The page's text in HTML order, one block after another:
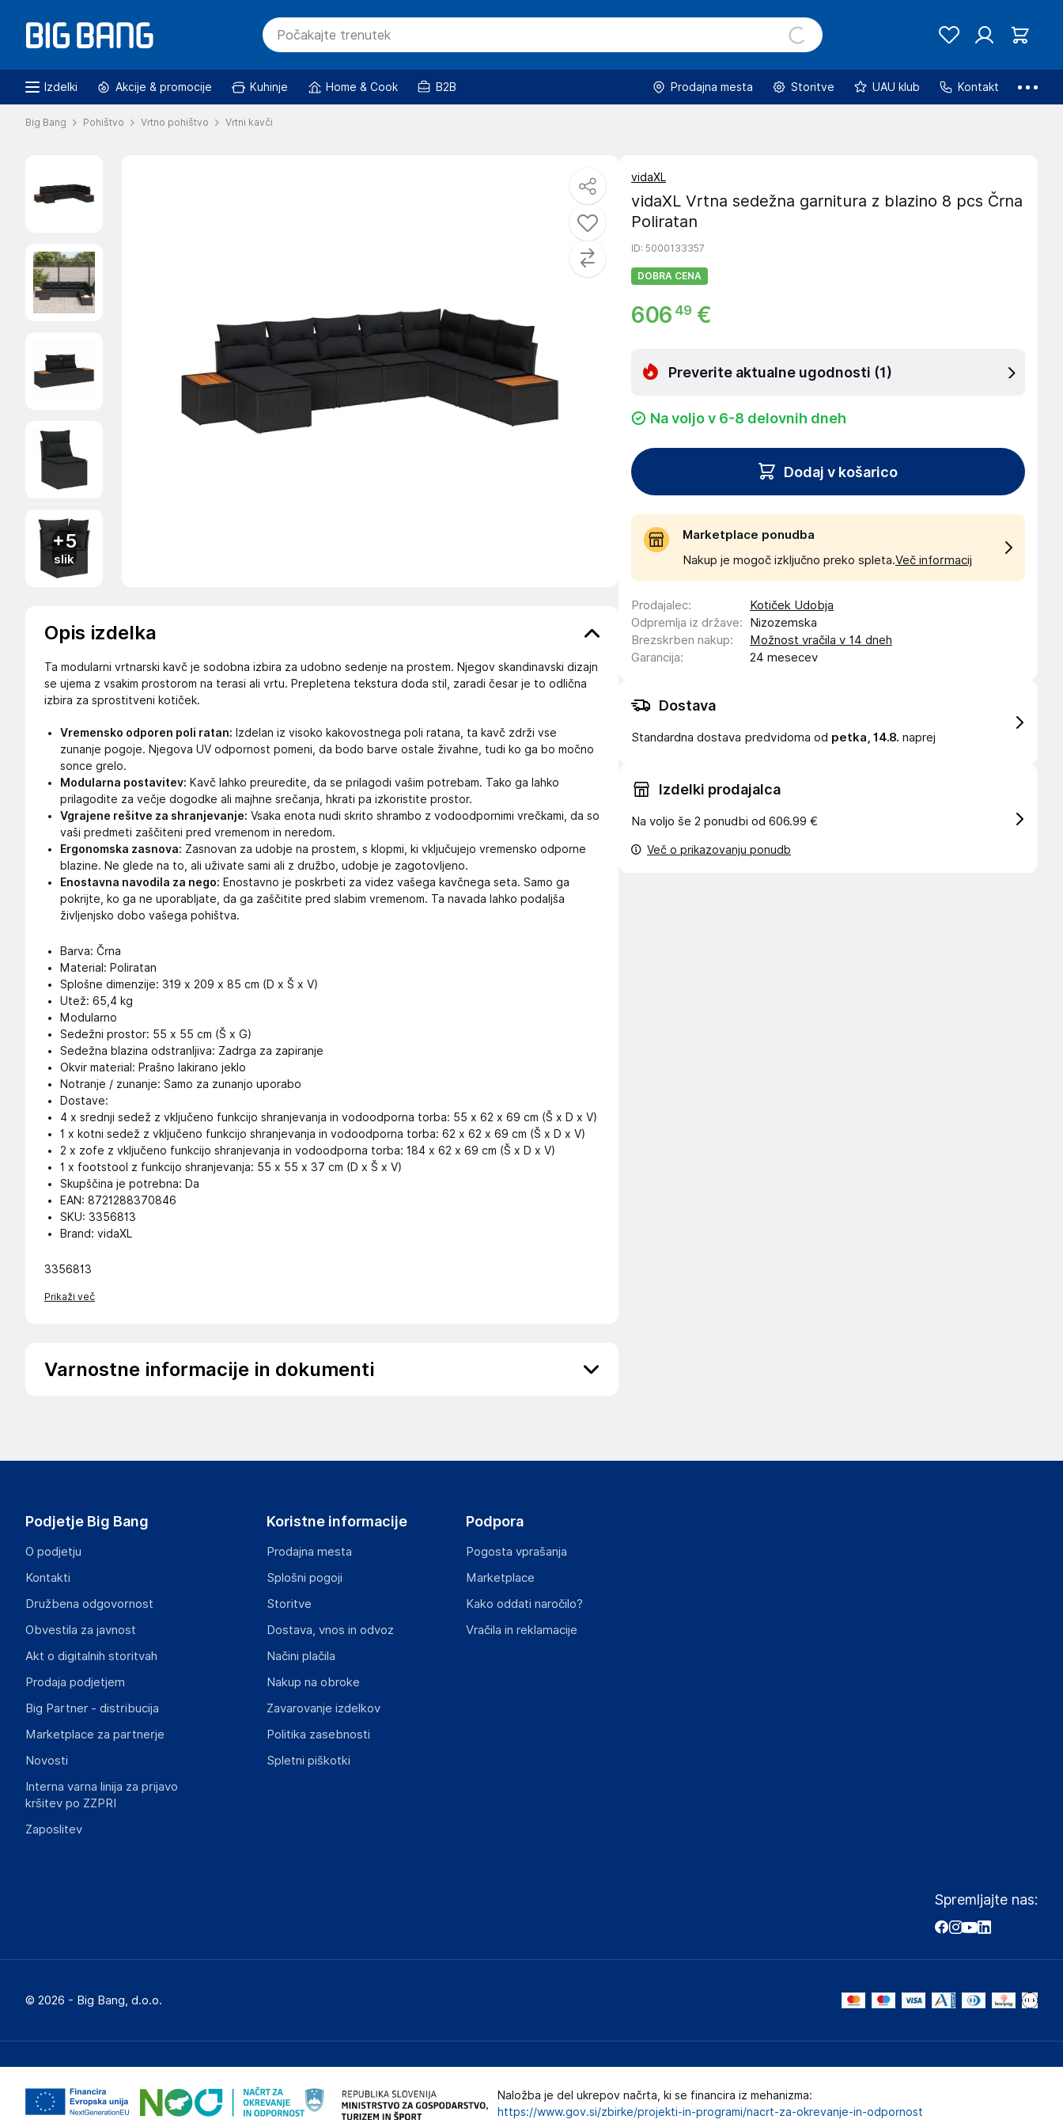
Izdelki Akcije & promocije Kuhinje Home & Cook B2B Prodajna mesta Storitve UAU klub Kontakt
Big Bang Pohištvo Vrtno pohištvo Vrtni kavči
+5
slik
Opis izdelka
Ta modularni vrtnarski kavč je sodobna izbira za udobno sedenje na prostem. Njegov skandinavski dizajn
se ujema z vsakim prostorom na terasi ali vrtu. Prepletena tekstura doda stil, zaradi česar je to odlična
izbira za sprostitveni kotiček.
Vremensko odporen poli ratan: Izdelan iz visoko kakovostnega poli ratana, ta kavč zdrži vse
zunanje pogoje. Njegova UV odpornost pomeni, da bodo barve ostale živahne, tudi ko ga bo močno
sonce grelo.
Modularna postavitev: Kavč lahko preuredite, da se prilagodi vašim potrebam. Tako ga lahko
prilagodite za večje dogodke ali majhne srečanja, hkrati pa izkoristite prostor.
Vgrajene rešitve za shranjevanje: Vsaka enota nudi skrito shrambo z vodoodpornimi vrečkami, da so
vaši predmeti zaščiteni pred vremenom in neredom.
Ergonomska zasnova: Zasnovan za udobje na prostem, s klopmi, ki vključujejo vremensko odporne
blazine. Ne glede na to, ali uživate sami ali z družbo, udobje je zagotovljeno.
Enostavna navodila za nego: Enostavno je poskrbeti za videz vašega kavčnega seta. Samo ga
pokrijte, ko ga ne uporabljate, da ga zaščitite pred slabim vremenom. Ta navada lahko podaljša
življenjsko dobo vašega pohištva.
Barva: Črna
Material: Poliratan
Splošne dimenzije: 319 x 209 x 85 cm (D x Š x V)
Utež: 65,4 kg
Modularno
Sedežni prostor: 55 x 55 cm (Š x G)
Sedežna blazina odstranljiva: Zadrga za zapiranje
Okvir material: Prašno lakirano jeklo
Notranje / zunanje: Samo za zunanjo uporabo
Dostave:
4 x srednji sedež z vključeno funkcijo shranjevanja in vodoodporna torba: 55 x 62 x 69 cm (Š x D x V)
1 x kotni sedež z vključeno funkcijo shranjevanja in vodoodporna torba: 62 x 62 x 69 cm (Š x D x V)
2 x zofe z vključeno funkcijo shranjevanja in vodoodporna torba: 184 x 62 x 69 cm (Š x D x V)
1 x footstool z funkcijo shranjevanja: 55 x 55 x 37 cm (D x Š x V)
Skupščina je potrebna: Da
EAN: 8721288370846
SKU: 3356813
Brand: vidaXL
3356813
Prikaži več
Varnostne informacije in dokumenti
https://www.vidaxl.nl/
Gospodarski subjekt s sedežem v EU, ki zagotavlja skladnost izdelka z zahtevanimi predpisi.
Mary Kingsleystraat 1, 5928 SK Venlo
The Netherlands
Slike o varnosti izdelka
Slike o varnosti izdelka vsebujejo opozorila na embalaži izdelka in lahko vključujejo ključne varnostne
vidaXL
vidaXL Vrtna sedežna garnitura z blazino 8 pcs Črna
Poliratan
ID: 5000133357
DOBRA CENA
606 49 €
Preverite aktualne ugodnosti (1)
Na voljo v 6-8 delovnih dneh
Dodaj v košarico
Marketplace ponudba
Nakup je mogoč izključno preko spleta.Več informacij
Prodajalec:
Kotiček Udobja
Odpremlja iz države:
Nizozemska
Brezskrben nakup:
Možnost vračila v 14 dneh
Garancija: 24 mesecev
Dostava
Standardna dostava predvidoma od petka, 14.8. naprej
Izdelki prodajalca
Na voljo še 2 ponudbi od 606.99 €
Več o prikazovanju ponudb
Podjetje Big Bang
O podjetju
Kontakti
Družbena odgovornost
Obvestila za javnost
Akt o digitalnih storitvah
Prodaja podjetjem
Big Partner - distribucija
Marketplace za partnerje
Novosti
Interna varna linija za prijavo
kršitev po ZZPRI
Zaposlitev
Koristne informacije
Prodajna mesta
Splošni pogoji
Storitve
Dostava, vnos in odvoz
Načini plačila
Nakup na obroke
Zavarovanje izdelkov
Politika zasebnosti
Spletni piškotki
Podpora
Pogosta vprašanja
Marketplace
Kako oddati naročilo?
Vračila in reklamacije
Spremljajte nas:
© 2026 - Big Bang, d.o.o.
Naložba je del ukrepov načrta, ki se financira iz mehanizma:
https://www.gov.si/zbirke/projekti-in-programi/nacrt-za-okrevanje-in-odpornost